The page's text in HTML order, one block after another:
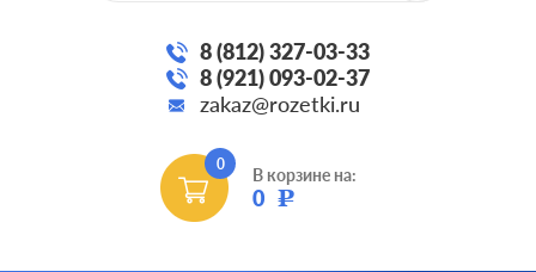
8 (812) 327-03-33
8 (921) 093-02-37
zakaz@rozetki.ru
0
В корзине на:
0 Р